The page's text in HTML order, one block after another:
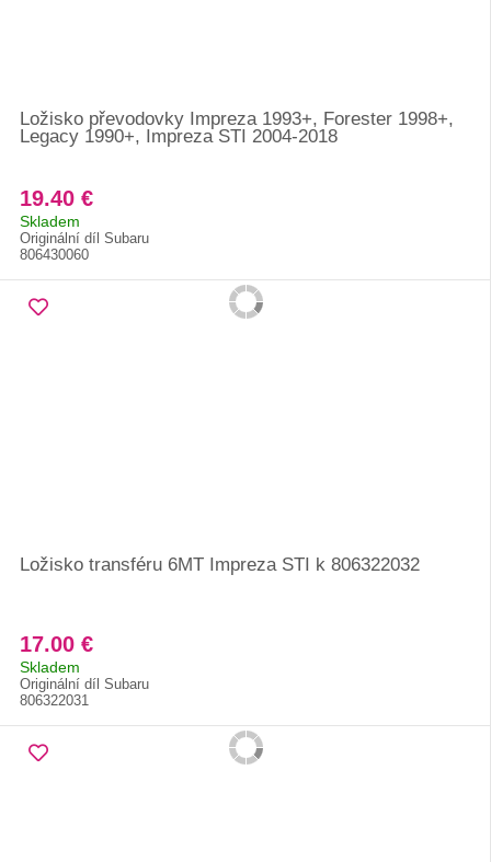
Ložisko převodovky Impreza 1993+, Forester 1998+,
Legacy 1990+, Impreza STI 2004-2018
19.40 €
Skladem
Originální díl Subaru
806430060
Ložisko transféru 6MT Impreza STI k 806322032
17.00 €
Skladem
Originální díl Subaru
806322031